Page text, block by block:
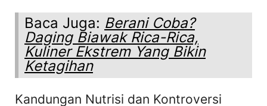
Baca Juga: Berani Coba?
Daging Biawak Rica-Rica,
Kuliner Ekstrem Yang Bikin
Ketagihan
Kandungan Nutrisi dan Kontroversi